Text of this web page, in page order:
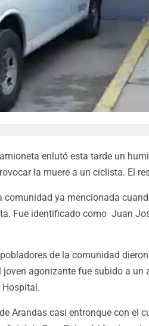
enlutó esta tarde un
la muere a un ciclista. El
comunidad ya mencionada
Fue identificado como Juan
de la comunidad
agonizante fue subido a
Arandas casi entronque con el